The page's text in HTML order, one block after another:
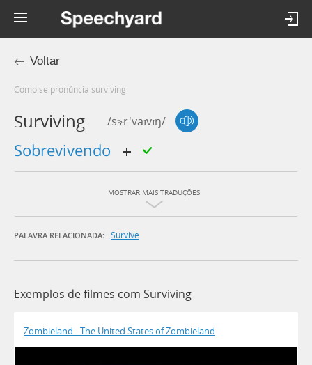
Voltar
Como se pronúncia surviving
Surviving /sɝr'vaɪvɪŋ/
sobrevivendo
MOSTRAR MAIS TRADUÇÕES
PALAVRA RELACIONADA: Survive
Exemplos de filmes com Surviving
Zombieland - The United States of Zombieland